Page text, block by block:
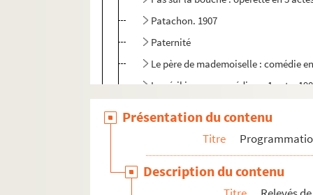
Patachon. 1907
Paternité
Le père de mademoiselle : comédie
Le péril jaune : comédie en 1 acte.
La petite chocolatière : comédie en 4
Présentation du contenu
Titre
Description du contenu